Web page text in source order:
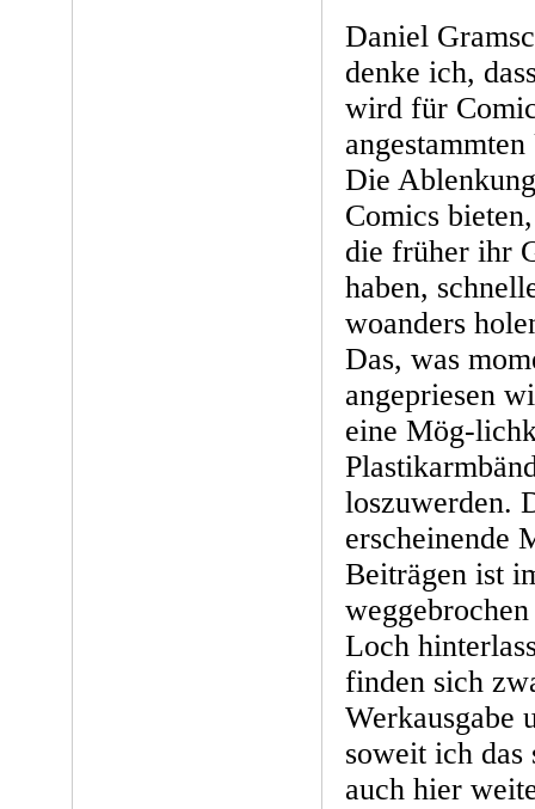
Daniel
denke ich,
wird für
Die
Comics
die früher ihr
haben,
woanders
Das, was
angepriesen
eine Mög-
loszuwerden.
erscheinende
Beiträgen ist
Loch
finden sich
Werkausgabe
soweit ich das
auch hier